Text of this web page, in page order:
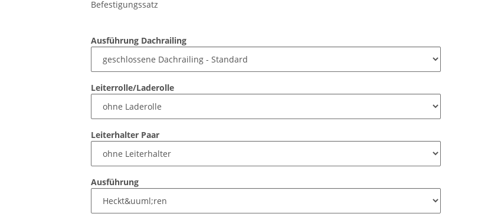
Befestigungssatz
Ausführung Dachrailing
Leiterrolle/Laderolle
Leiterhalter Paar
Ausführung